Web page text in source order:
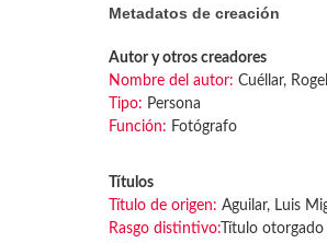
Metadatos de creación
Autor y otros creadores
Nombre del autor: Cuéllar,
Tipo: Persona
Función: Fotógrafo
Títulos
Título de origen: Aguilar, Luis
Rasgo distintivo: Título otorgado